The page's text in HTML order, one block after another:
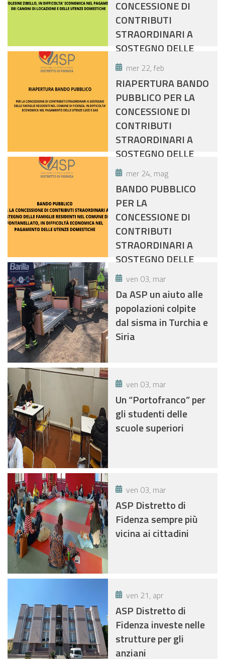
ECONOMICA NEL
PAGAMENTO DELLE
UTENZE
DOMESTICHE
CONCESSIONE DI
CONTRIBUTI
STRAORDINARI A
SOSTEGNO DELLE
FAMIGLIE RESIDENTI
NEL COMUNE DI
POLESINE ZIBELLO,
IN DIFFICOLTA'
ECONOMICA NEL
PAGAMENTO DEI
CANONI DI
LOCAZIONE E DELLE
UTENZE
DOMESTICHE
mer 22, feb
RIAPERTURA BANDO
PUBBLICO PER LA
CONCESSIONE DI
CONTRIBUTI
STRAORDINARI A
SOSTEGNO DELLE
FAMIGLIE RESIDENTI
NEL COMUNE DI
FIDENZA, IN
DIFFICOLTA'
ECONOMICA NEL
PAGAMENTO DELLE
UTENZE LUCE E GAS
mer 24, mag
BANDO PUBBLICO
PER LA
CONCESSIONE DI
CONTRIBUTI
STRAORDINARI A
SOSTEGNO DELLE
FAMIGLIE RESIDENTI
NEL COMUNE DI
FONTANELLATO, IN
DIFFICOLTÀ
ECONOMICA NEL
PAGAMENTO DELLE
ven 03, mar
Da ASP un aiuto alle
popolazioni colpite
dal sisma in Turchia e
Siria
ven 03, mar
Un “Portofranco” per
gli studenti delle
scuole superiori
ven 03, mar
ASP Distretto di
Fidenza sempre più
vicina ai cittadini
ven 21, apr
ASP Distretto di
Fidenza investe nelle
strutture per gli
anziani